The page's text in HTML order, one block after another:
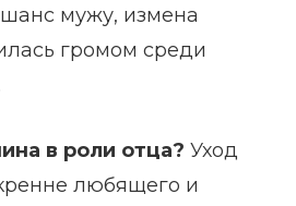
мужу, измена
громом среди
в роли отца? Уход
любящего и